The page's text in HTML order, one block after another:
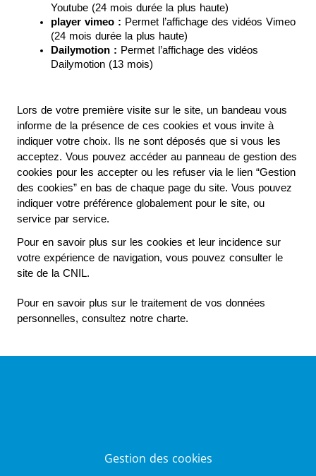
Youtube (24 mois durée la plus haute)
player vimeo : Permet l’affichage des vidéos Vimeo
(24 mois durée la plus haute)
Dailymotion : Permet l’affichage des vidéos
Dailymotion (13 mois)
Lors de votre première visite sur le site, un bandeau vous
informe de la présence de ces cookies et vous invite à
indiquer votre choix. Ils ne sont déposés que si vous les
acceptez. Vous pouvez accéder au panneau de gestion des
cookies pour les accepter ou les refuser via le lien “Gestion
des cookies” en bas de chaque page du site. Vous pouvez
indiquer votre préférence globalement pour le site, ou
service par service.
Pour en savoir plus sur les cookies et leur incidence sur
votre expérience de navigation, vous pouvez consulter le
site de la CNIL.
Pour en savoir plus sur le traitement de vos données
personnelles, consultez notre charte.
Gestion des cookies